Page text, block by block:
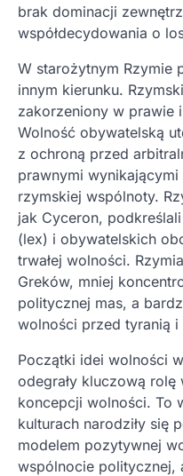
brak dominacji
współdecydowania o
W starożytnym Rzymie
innym kierunku.
zakorzeniony w prawie
Wolność obywatelską
z ochroną przed
prawnymi
rzymskiej wspólnoty.
jak Cyceron,
(lex) i obywatelskich
trwałej wolności.
Greków, mniej
politycznej mas, a
wolności przed tyranią i
Początki idei wolności
odegrały kluczową rolę
koncepcji wolności. To
kulturach narodziły się
modelem pozytywnej
wspólnocie politycznej,